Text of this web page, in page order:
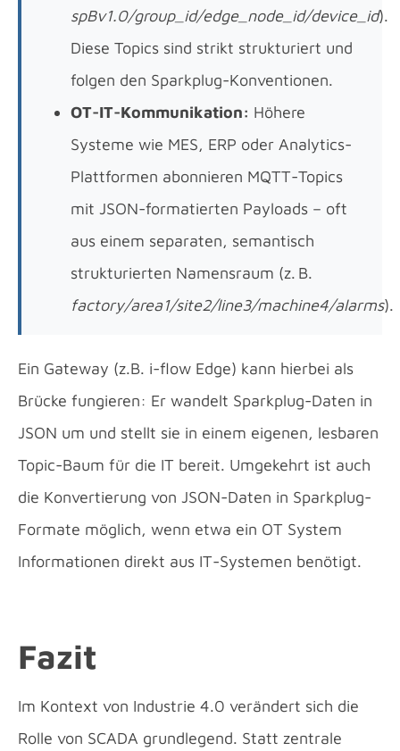
spBv1.0/group_id/edge_node_id/device_id).
Diese Topics sind strikt strukturiert und
folgen den Sparkplug-Konventionen.
OT-IT-Kommunikation: Höhere
Systeme wie MES, ERP oder Analytics-
Plattformen abonnieren MQTT-Topics
mit JSON-formatierten Payloads – oft
aus einem separaten, semantisch
strukturierten Namensraum (z. B.
factory/area1/site2/line3/machine4/alarms).
Ein Gateway (z.B. i-flow Edge) kann hierbei als
Brücke fungieren: Er wandelt Sparkplug-Daten in
JSON um und stellt sie in einem eigenen, lesbaren
Topic-Baum für die IT bereit. Umgekehrt ist auch
die Konvertierung von JSON-Daten in Sparkplug-
Formate möglich, wenn etwa ein OT System
Informationen direkt aus IT-Systemen benötigt.
Fazit
Im Kontext von Industrie 4.0 verändert sich die
Rolle von SCADA grundlegend. Statt zentrale